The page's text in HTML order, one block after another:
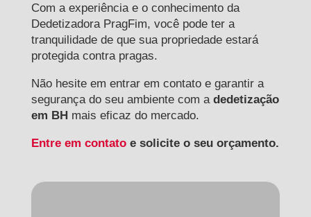
Com a experiência e o conhecimento da
Dedetizadora PragFim, você pode ter a
tranquilidade de que sua propriedade estará
protegida contra pragas.
Não hesite em entrar em contato e garantir a
segurança do seu ambiente com a dedetização
em BH mais eficaz do mercado.
Entre em contatoe solicite o seu orçamento.